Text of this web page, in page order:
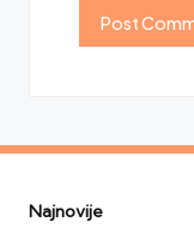
Najnovije